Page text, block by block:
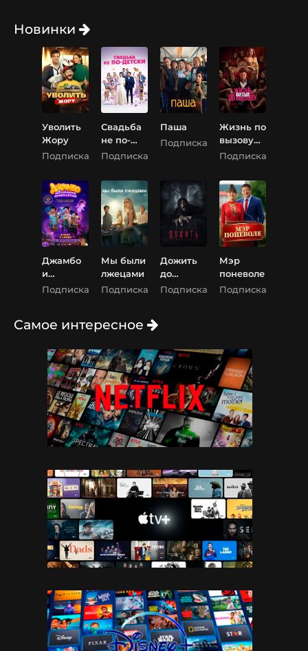
Новинки
Уволить
Жору
Подписка
Свадьба
не по-
детски
Подписка
Паша
Подписка
Жизнь по
вызову
(+18).
Подписка
Джамбо
и
маленько
ние
Подписка
Мы были
лжецами
Подписка
Дожить
до
рассвета
Подписка
Мэр
поневоле
Подписка
Самое интересное